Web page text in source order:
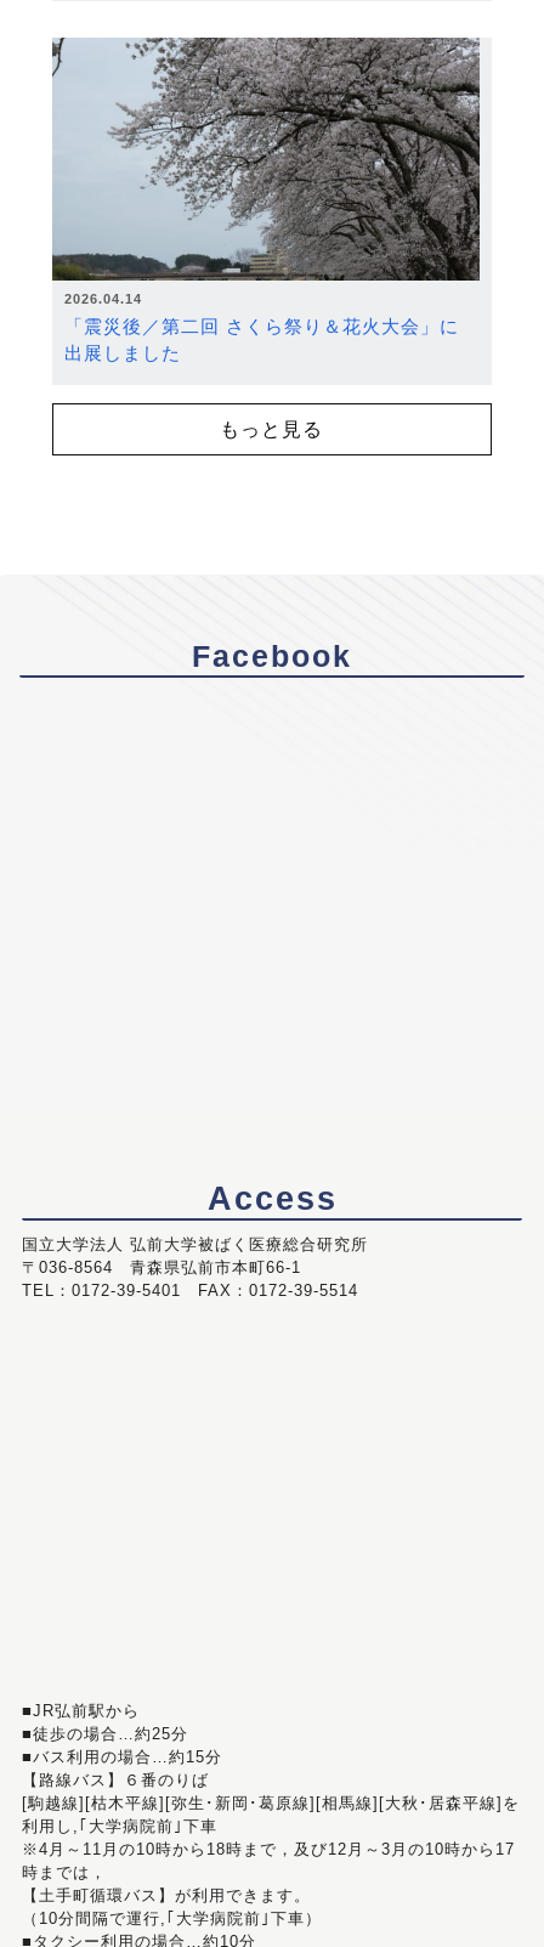
2026.04.14
「震災後／第二回 さくら祭り＆花火大会」に
出展しました
もっと見る
Facebook
Access
国立大学法人 弘前大学被ばく医療総合研究所
〒036-8564 青森県弘前市本町66-1
TEL：0172-39-5401 FAX：0172-39-5514
■JR弘前駅から
■徒歩の場合…約25分
■バス利用の場合…約15分
【路線バス】６番のりば
[駒越線][枯木平線][弥生･新岡･葛原線][相馬線][大秋･居森平線]を
利用し,｢大学病院前｣下車
※4月～11月の10時から18時まで，及び12月～3月の10時から17
時までは，
【土手町循環バス】が利用できます。
（10分間隔で運行,｢大学病院前｣下車）
■タクシー利用の場合…約10分